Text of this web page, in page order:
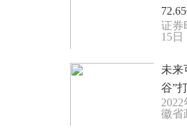
报
证券
15日
未来
谷”
业、
徽省